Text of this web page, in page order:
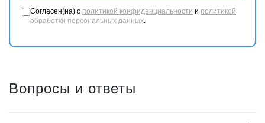
Согласен(на) с политикой конфиденциальности и политикой
обработки персональных данных.
Вопросы и ответы